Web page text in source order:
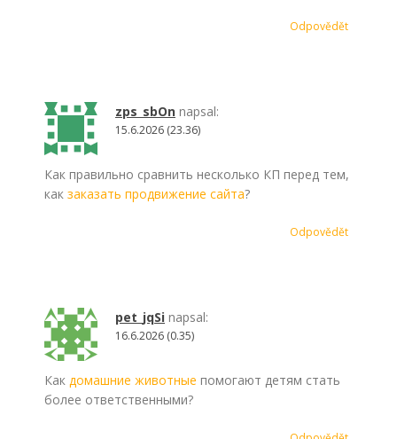
Odpovědět
zps_sbOn napsal:
15.6.2026 (23.36)
Как правильно сравнить несколько КП перед тем,
как заказать продвижение сайта?
Odpovědět
pet_jqSi napsal:
16.6.2026 (0.35)
Как домашние животные помогают детям стать
более ответственными?